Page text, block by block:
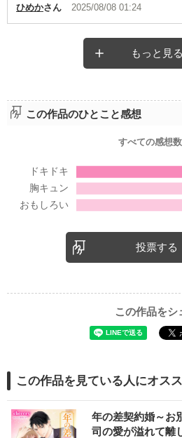
ひめかさん 2025/08/08 01:24
もっと見る
この作品のひとこと感想
すべての感想数
投票する
この作品をシ
この作品を見ている人にオス
年の差契約婚～お
司の愛が溢れて離